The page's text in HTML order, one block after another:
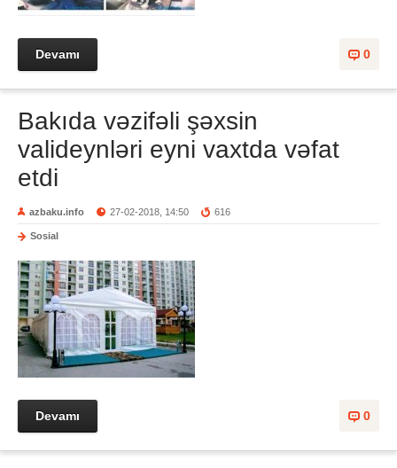
0
Devamı
Bakıda vəzifəli şəxsin
valideynləri eyni vaxtda vəfat
etdi
azbaku.info 27-02-2018, 14:50 616
Sosial
0
Devamı